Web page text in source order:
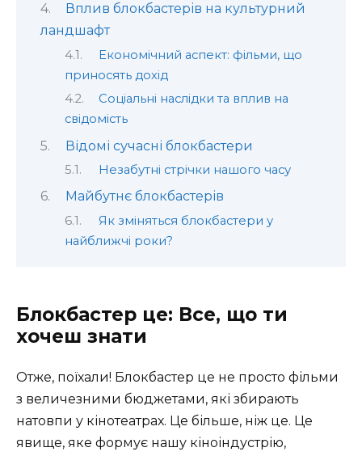
Вплив блокбастерів на культурний
ландшафт
Економічний аспект: фільми, що
приносять дохід
Соціальні наслідки та вплив на
свідомість
Відомі сучасні блокбастери
Незабутні стрічки нашого часу
Майбутнє блокбастерів
Як зміняться блокбастери у
найближчі роки?
Блокбастер це: Все, що ти
хочеш знати
Отже, поїхали! Блокбастер це не просто фільми
з величезними бюджетами, які збирають
натовпи у кінотеатрах. Це більше, ніж це. Це
явище, яке формує нашу кіноіндустрію,